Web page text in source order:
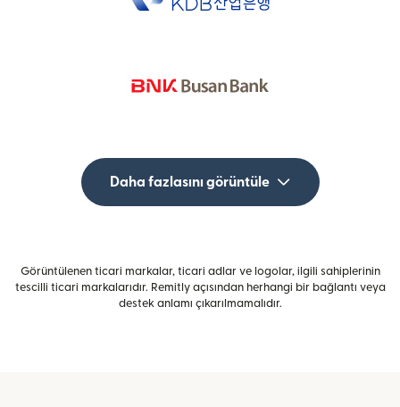
Daha fazlasını görüntüle
Görüntülenen ticari markalar, ticari adlar ve logolar, ilgili sahiplerinin
tescilli ticari markalarıdır. Remitly açısından herhangi bir bağlantı veya
destek anlamı çıkarılmamalıdır.